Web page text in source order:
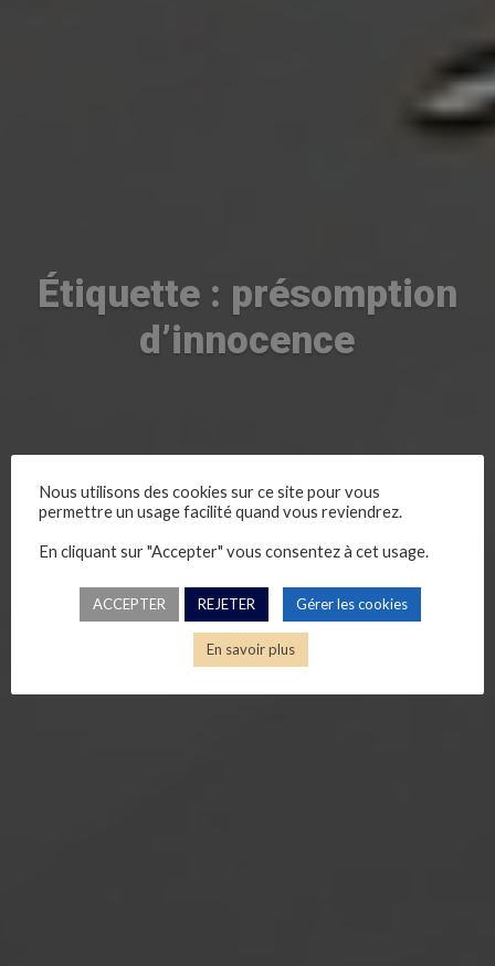
Étiquette : présomption
d’innocence
Nous utilisons des cookies sur ce site pour vous
permettre un usage facilité quand vous reviendrez.
En cliquant sur "Accepter" vous consentez à cet usage.
ACCEPTER REJETER Gérer les cookies
En savoir plus